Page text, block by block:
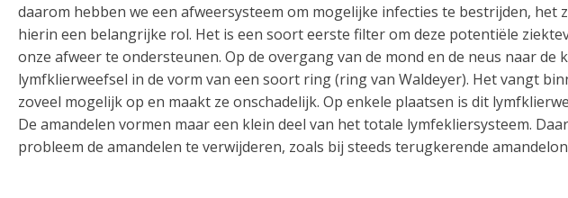
daarom hebben we een afweersysteem om mogelijke infecties te bestrijden, het
hierin een belangrijke rol. Het is een soort eerste filter om deze potentiële
onze afweer te ondersteunen. Op de overgang van de mond en de neus naar de
lymfklierweefsel in de vorm van een soort ring (ring van Waldeyer). Het vangt
zoveel mogelijk op en maakt ze onschadelijk. Op enkele plaatsen is dit
De amandelen vormen maar een klein deel van het totale lymfekliersysteem.
probleem de amandelen te verwijderen, zoals bij steeds terugkerende